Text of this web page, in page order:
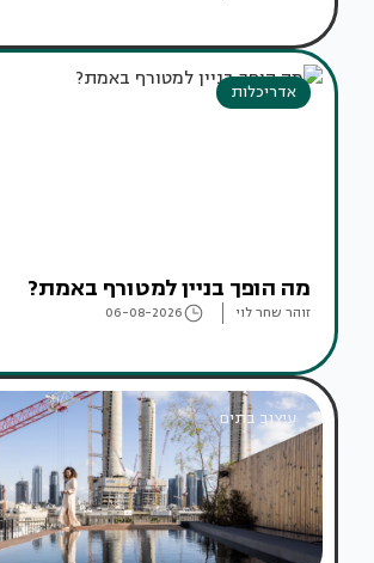
אדריכלות
מה הופך בניין למטורף באמת?
זוהר שחר לוי 06-08-2026
עיצוב בתים